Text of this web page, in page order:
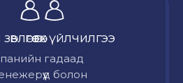
өгөх үйлчилгээ
гадаад
болон